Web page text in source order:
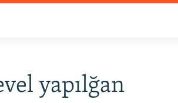
yapılğan